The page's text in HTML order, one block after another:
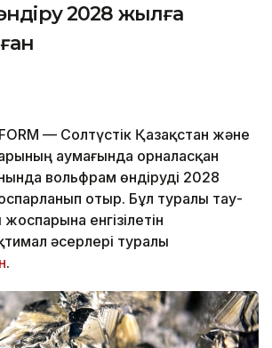
2028 жылға
— Солтүстік Қазақстан және
аумағында орналасқан
вольфрам өндіруді 2028
отыр. Бұл туралы тау-
енгізілетін
әсерлері туралы
.